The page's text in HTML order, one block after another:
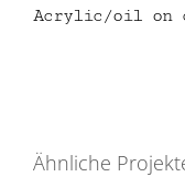
Acrylic/oil on
Ähnliche